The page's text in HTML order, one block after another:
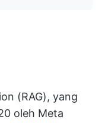
(RAG), yang
oleh Meta